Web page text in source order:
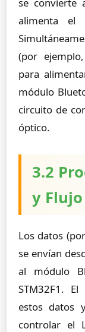
alimenta
(por
para
módulo
circuito de
óptico.
3.2
y
Los datos
se envían
al módulo
STM32F1.
estos datos
controlar el